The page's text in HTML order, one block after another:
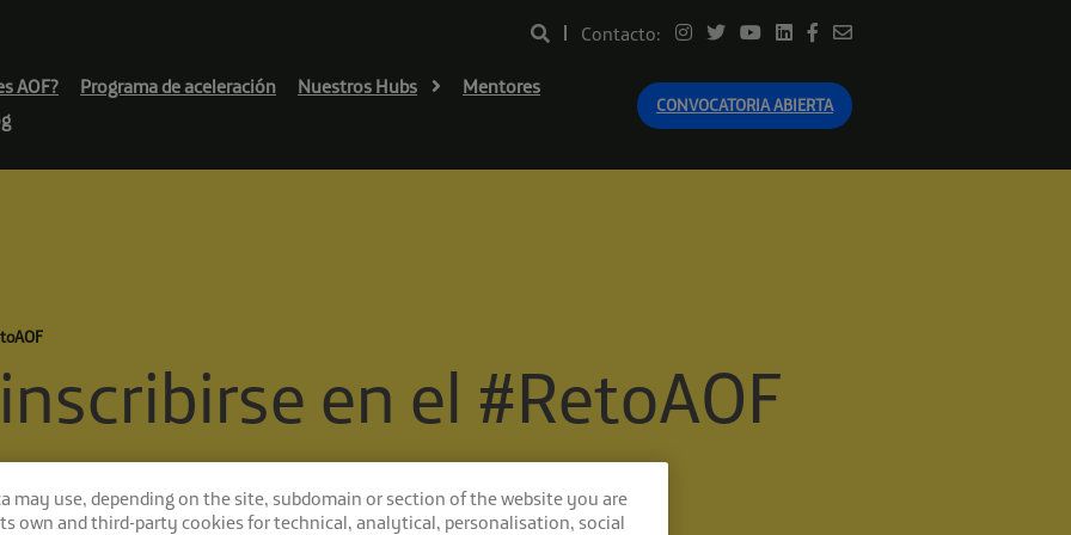
Contacto:
AOF? Programa de aceleración Nuestros Hubs
Mentores
CONVOCATORIA ABIERTA
en el #RetoAOF
may use, depending on the site, subdomain or section of the website you are
own and third-party cookies for technical, analytical, personalisation, social